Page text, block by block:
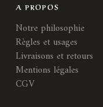
A PROPOS
Notre philosophie
Règles et usages
Livraisons et retours
Mentions légales
CGV